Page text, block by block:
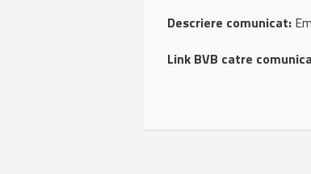
Descriere comunicat:
Link BVB catre